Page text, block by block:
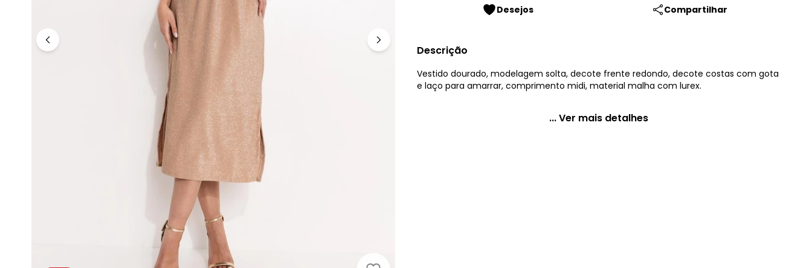
Desejos Compartilhar
Descrição
Vestido dourado, modelagem solta, decote frente redondo, decote costas com gota
e laço para amarrar, comprimento midi, material malha com lurex.
... Ver mais detalhes